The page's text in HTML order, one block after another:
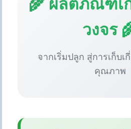
วงจร
จากเริ่มปลูก สู่การเก็บ
คุณภาพ